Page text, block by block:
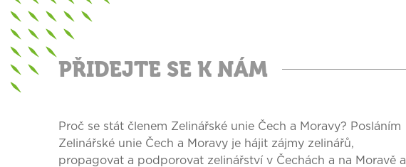
PŘIDEJTE SE K NÁM
Proč se stát členem Zelinářské unie Čech a Moravy? Posláním
Zelinářské unie Čech a Moravy je hájit zájmy zelinářů,
propagovat a podporovat zelinářství v Čechách a na Moravě a